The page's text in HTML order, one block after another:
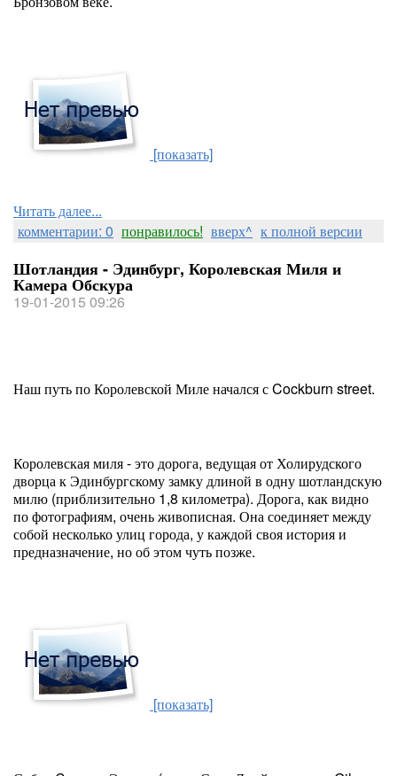
[показать]
Читать далее...
комментарии: 0 понравилось! вверх^ к полной версии
Шотландия - Эдинбург, Королевская Миля и
Камера Обскура
19-01-2015 09:26
Наш путь по Королевской Миле начался с Cockburn street.
Королевская миля - это дорога, ведущая от Холирудского
дворца к Эдинбургскому замку длиной в одну шотландскую
милю (приблизительно 1,8 километра). Дорога, как видно
по фотографиям, очень живописная. Она соединяет между
собой несколько улиц города, у каждой своя история и
предназначение, но об этом чуть позже.
[показать]